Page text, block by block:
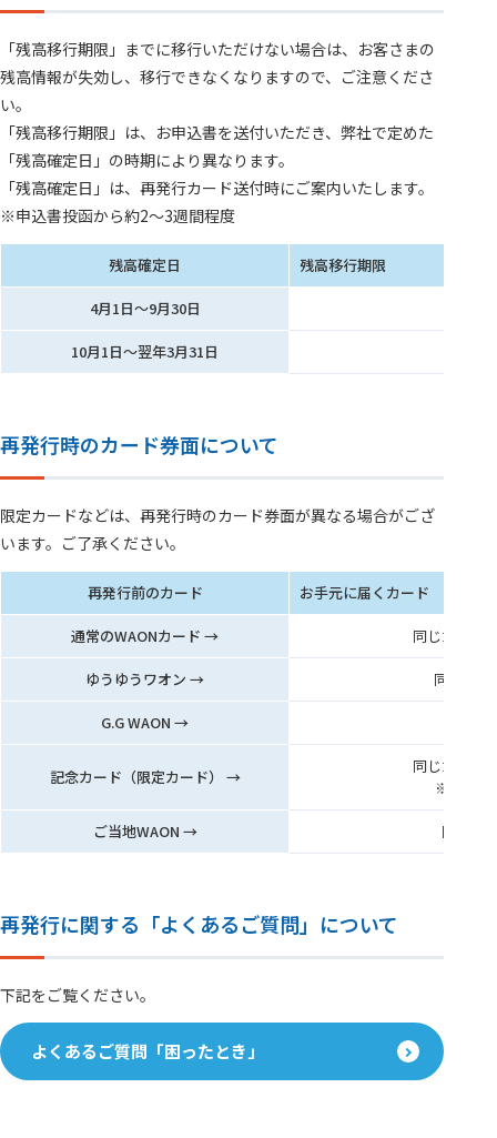
「残高移行期限」までに移行いただけない場合は、お客さまの
残高情報が失効し、移行できなくなりますので、ご注意くださ
い。
「残高移行期限」は、お申込書を送付いただき、弊社で定めた
「残高確定日」の時期により異なります。
「残高確定日」は、再発行カード送付時にご案内いたします。
※申込書投函から約2～3週間程度
残高確定日 残高移行期限
4月1日～9月30日
10月1日～翌年3月31日
再発行時のカード券面について
限定カードなどは、再発行時のカード券面が異なる場合がござ
います。ご了承ください。
再発行前のカード お手元に届くカード
通常のWAONカード → 同じカード
ゆうゆうワオン → 同じカー
G.G WAON →
記念カード（限定カード） →
同じカード
※限定発
ご当地WAON → 同じカ
再発行に関する「よくあるご質問」について
下記をご覧ください。
よくあるご質問「困ったとき」